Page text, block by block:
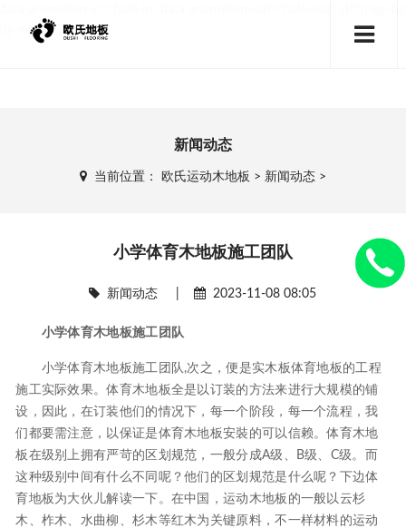
dy-wrap">
新闻动态
当前位置： 欧氏运动木地板 > 新闻动态 >
小学体育木地板施工团队
新闻动态 2023-11-08 08:05
小学体育木地板施工团队
小学体育木地板施工团队,次之，便是实木板体育地板的工程
施工实际效果。体育木地板全是以订装的方法来进行大规模的铺
设，因此，在订装他们的情况下，每一个阶段，每一个流程，我
们都要需注意，以保证是体育木地板安裝的可以信赖。体育木地
板在级别上拥有严苛的区划规范，一般分成A级、B级、C级。而
这种级别中间有什么不同呢？他们的区划规范是什么呢？下边体
育地板为大伙儿解读一下。在中国，运动木地板的一般以云杉
木、柞木、水曲柳、杉木等红木为关键原料，不一样材料的运动